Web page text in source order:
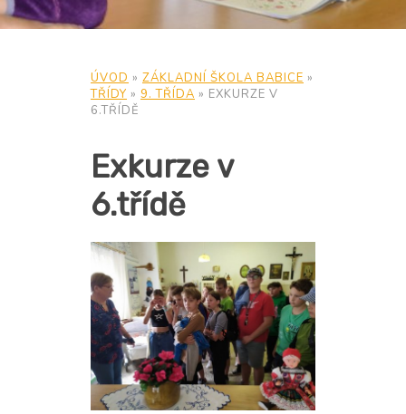
ÚVOD » ZÁKLADNÍ ŠKOLA BABICE »
TŘÍDY » 9. TŘÍDA » EXKURZE V
6.TŘÍDĚ
Exkurze v
6.třídě